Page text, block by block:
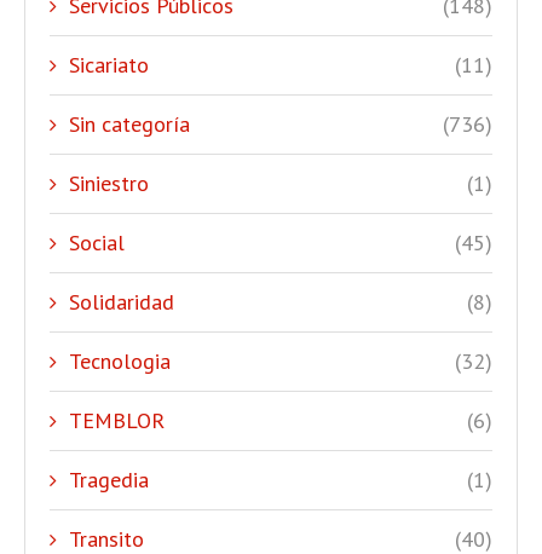
Sicariato (11)
Sin categoría (736)
Siniestro (1)
Social (45)
Solidaridad (8)
Tecnologia (32)
TEMBLOR (6)
Tragedia (1)
Transito (40)